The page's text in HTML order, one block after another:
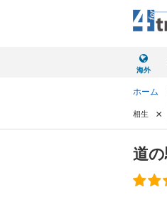
海外
ホーム
相生 ×
道